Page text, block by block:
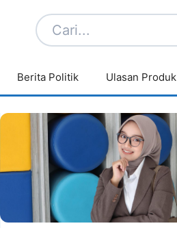
Berita Politik Ulasan Produk